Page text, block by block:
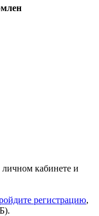
личном кабинете и
регистрацию,